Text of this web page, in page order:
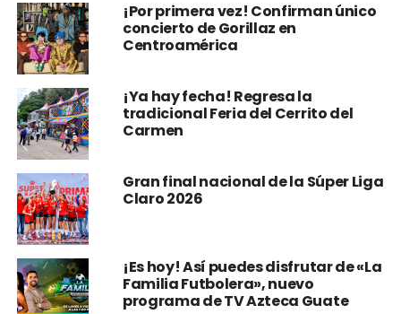
¡Por primera vez! Confirman único
concierto de Gorillaz en
Centroamérica
¡Ya hay fecha! Regresa la
tradicional Feria del Cerrito del
Carmen
Gran final nacional de la Súper Liga
Claro 2026
¡Es hoy! Así puedes disfrutar de «La
Familia Futbolera», nuevo
programa de TV Azteca Guate